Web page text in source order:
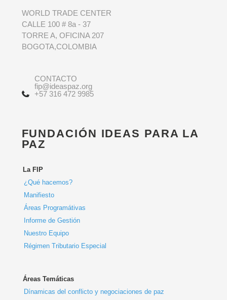
WORLD TRADE CENTER
CALLE 100 # 8a - 37
TORRE A, OFICINA 207
BOGOTA,COLOMBIA
CONTACTO
fip@ideaspaz.org
+57 316 472 9985
FUNDACIÓN IDEAS PARA LA
PAZ
La FIP
¿Qué hacemos?
Manifiesto
Áreas Programátivas
Informe de Gestión
Nuestro Equipo
Régimen Tributario Especial
Áreas Temáticas
Dínamicas del conflicto y negociaciones de paz